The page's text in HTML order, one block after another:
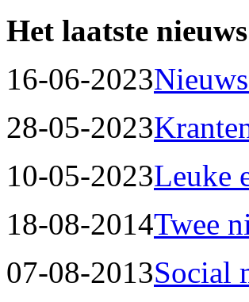
Het laatste
16-06-2023
28-05-2023
10-05-2023Leuke
18-08-2014Twee
07-08-2013Social